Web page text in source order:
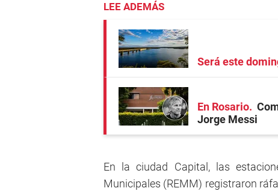
LEE ADEMÁS
Será este
En Rosario
Jorge Messi
En la ciudad Capital, las
Municipales (REMM) registraron